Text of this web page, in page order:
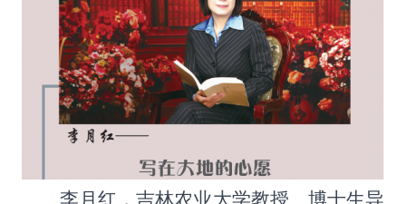
李月红，吉林农业大学教授、博士生导